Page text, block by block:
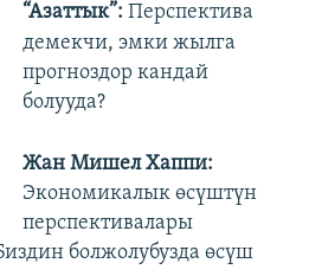
“Азаттык”: Перспектива
демекчи, эмки жылга
прогноздор кандай
болууда?
Жан Мишел Хаппи:
Экономикалык өсүштүн
перспективалары
болжолубузда өсүш